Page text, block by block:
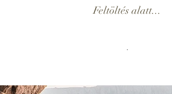
Feltöltés alatt...
.